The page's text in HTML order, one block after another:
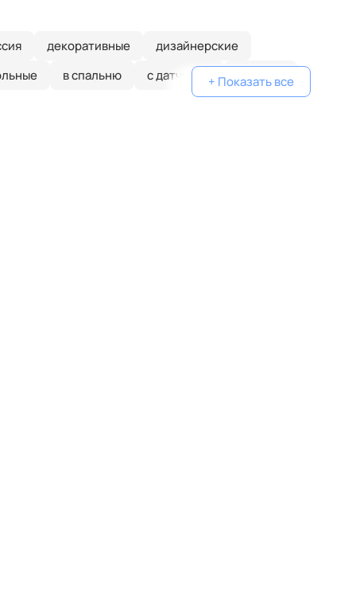
декоративные
дизайнерские
в спальню с датчиком
круглые
+ Показать все